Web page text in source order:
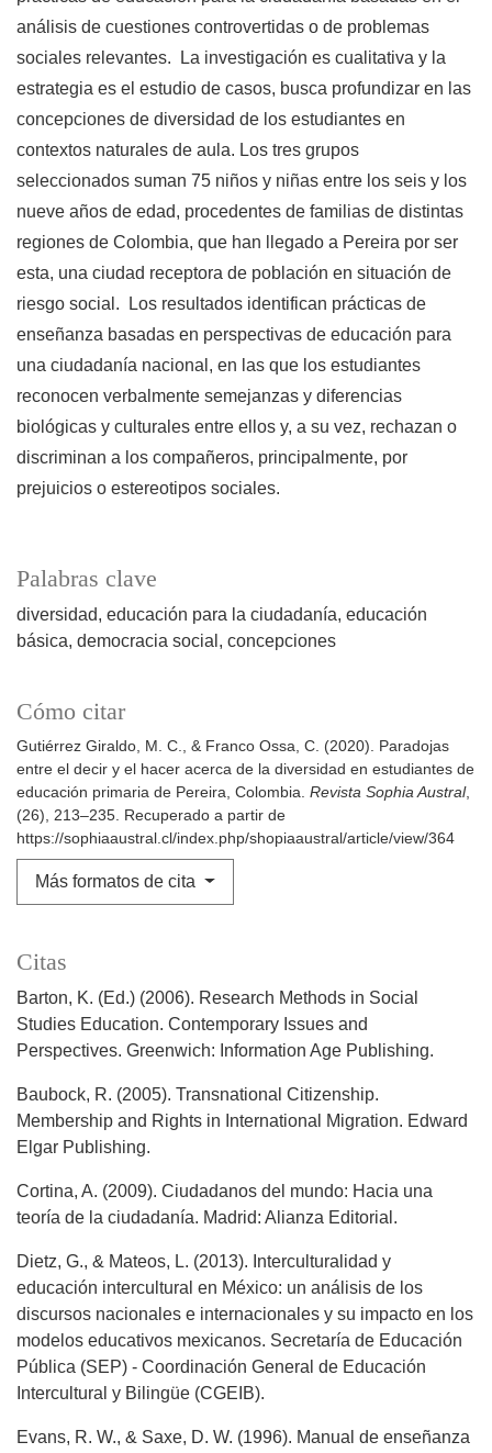
Palabras clave
diversidad educación para la ciudadanía educación
básica democracia social concepciones
Cómo citar
Gutiérrez Giraldo, M. C., & Franco Ossa, C. (2020). Paradojas
entre el decir y el hacer acerca de la diversidad en estudiantes de
educación primaria de Pereira, Colombia. Revista Sophia Austral,
(26), 213–235. Recuperado a partir de
https://sophiaaustral.cl/index.php/shopiaaustral/article/view/364
Más formatos de cita
análisis de cuestiones controvertidas o de problemas
sociales relevantes. La investigación es cualitativa y la
estrategia es el estudio de casos, busca profundizar en las
concepciones de diversidad de los estudiantes en
contextos naturales de aula. Los tres grupos
seleccionados suman 75 niños y niñas entre los seis y los
nueve años de edad, procedentes de familias de distintas
regiones de Colombia, que han llegado a Pereira por ser
esta, una ciudad receptora de población en situación de
riesgo social. Los resultados identifican prácticas de
enseñanza basadas en perspectivas de educación para
una ciudadanía nacional, en las que los estudiantes
reconocen verbalmente semejanzas y diferencias
biológicas y culturales entre ellos y, a su vez, rechazan o
discriminan a los compañeros, principalmente, por
prejuicios o estereotipos sociales.
Citas
Barton, K. (Ed.) (2006). Research Methods in Social
Studies Education. Contemporary Issues and
Perspectives. Greenwich: Information Age Publishing.
Baubock, R. (2005). Transnational Citizenship.
Membership and Rights in International Migration. Edward
Elgar Publishing.
Cortina, A. (2009). Ciudadanos del mundo: Hacia una
teoría de la ciudadanía. Madrid: Alianza Editorial.
Dietz, G., & Mateos, L. (2013). Interculturalidad y
educación intercultural en México: un análisis de los
discursos nacionales e internacionales y su impacto en los
modelos educativos mexicanos. Secretaría de Educación
Pública (SEP) - Coordinación General de Educación
Intercultural y Bilingüe (CGEIB).
Evans, R. W., & Saxe, D. W. (1996). Manual de enseñanza